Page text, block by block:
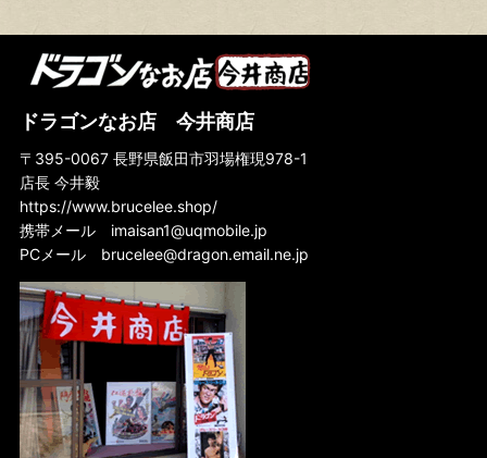
ドラゴンなお店 今井商店
〒395-0067 長野県飯田市羽場権現978-1
店長 今井毅
https://www.brucelee.shop/
携帯メール imaisan1@uqmobile.jp
PCメール brucelee@dragon.email.ne.jp